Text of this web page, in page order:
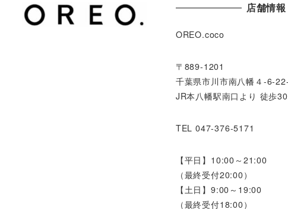
店舗情報
OREO.coco
〒889-1201
千葉県市川市南八幡４-6-
JR本八幡駅南口より 徒歩
TEL 047-376-5171
【平日】10:00～21:00
（最終受付20:00）
【土日】9:00～19:00
（最終受付18:00）